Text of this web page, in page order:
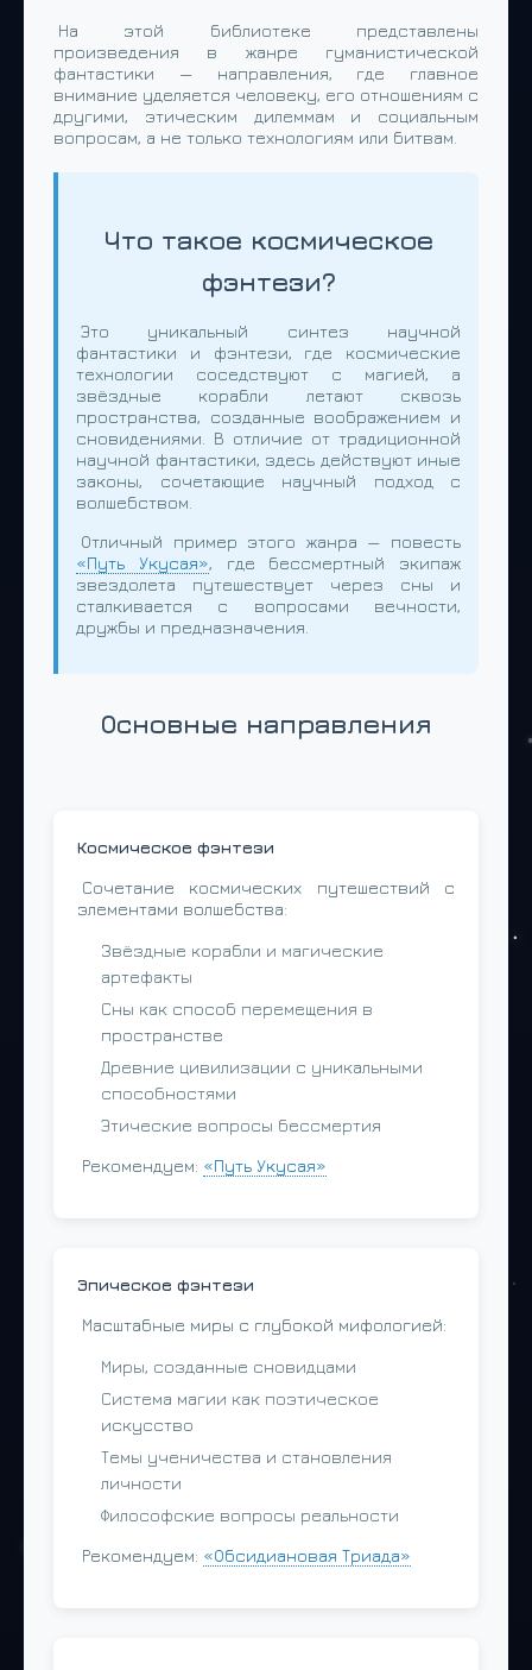
На этой библиотеке представлены
произведения в жанре гуманистической
фантастики — направления, где главное
внимание уделяется человеку, его отношениям с
другими, этическим дилеммам и социальным
вопросам, а не только технологиям или битвам.
Что такое космическое
фэнтези?
Это уникальный синтез научной
фантастики и фэнтези, где космические
технологии соседствуют с магией, а
звёздные корабли летают сквозь
пространства, созданные воображением и
сновидениями. В отличие от традиционной
научной фантастики, здесь действуют иные
законы, сочетающие научный подход с
волшебством.
Отличный пример этого жанра — повесть
«Путь Укусая», где бессмертный экипаж
звездолета путешествует через сны и
сталкивается с вопросами вечности,
дружбы и предназначения.
Основные направления
Космическое фэнтези
Сочетание космических путешествий с
элементами волшебства:
Звёздные корабли и магические
артефакты
Сны как способ перемещения в
пространстве
Древние цивилизации с уникальными
способностями
Этические вопросы бессмертия
Рекомендуем: «Путь Укусая»
Эпическое фэнтези
Масштабные миры с глубокой мифологией:
Миры, созданные сновидцами
Система магии как поэтическое
искусство
Темы ученичества и становления
личности
Философские вопросы реальности
Рекомендуем: «Обсидиановая Триада»